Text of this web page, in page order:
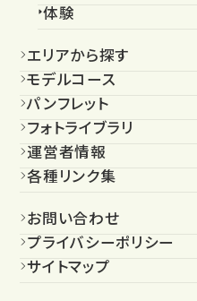
体験
エリアから探す
モデルコース
パンフレット
フォトライブラリ
運営者情報
各種リンク集
お問い合わせ
プライバシーポリシー
サイトマップ